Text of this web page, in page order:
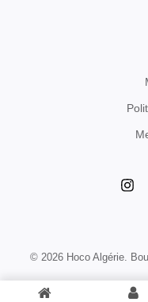
© 2026 Hoco Algérie.